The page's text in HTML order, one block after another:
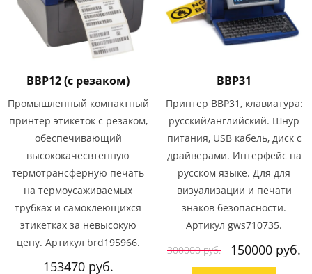
BBP12 (с резаком)
Промышленный компактный
принтер этикеток с резаком,
обеспечивающий
высококачесвтенную
термотрансферную печать
на термоусаживаемых
трубках и самоклеющихся
этикетках за невысокую
цену. Артикул brd195966.
153470 руб.
BBP31
Принтер BBP31, клавиатура:
русский/английский. Шнур
питания, USB кабель, диск с
драйверами. Интерфейс на
русском языке. Для для
визуализации и печати
знаков безопасности.
Артикул gws710735.
300000 руб.
150000 руб.